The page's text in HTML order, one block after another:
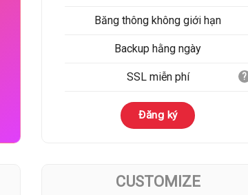
Băng thông không giới hạn
Backup hằng ngày
SSL miễn phí ?
Đăng ký
CUSTOMIZE